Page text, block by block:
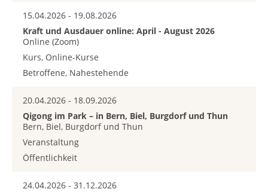
15.04.2026 - 19.08.2026
Kraft und Ausdauer online: April - August 2026
Online (Zoom)
Kurs, Online-Kurse
Betroffene, Nahestehende
20.04.2026 - 18.09.2026
Qigong im Park – in Bern, Biel, Burgdorf und Thun
Bern, Biel, Burgdorf und Thun
Veranstaltung
Öffentlichkeit
24.04.2026 - 31.12.2026